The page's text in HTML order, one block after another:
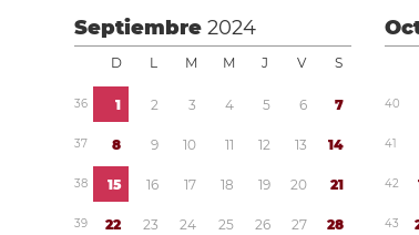
Septiembre2024
D L M M J V S
36 1 2 3 4 5 6 7
37 8 9 10 11 12 13 14
38 15 16 17 18 19 20 21
39 22 23 24 25 26 27 28
40
41
42
43